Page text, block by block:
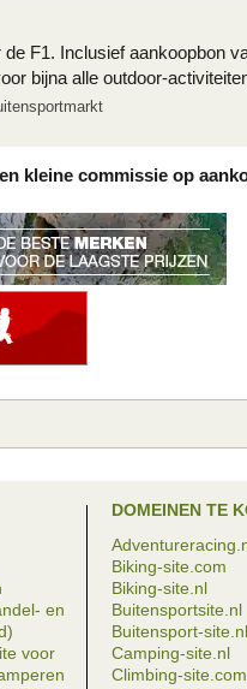
F1. Inclusief aankoopbon
bijna alle outdoor-
kleine commissie op
en
voor
DOMEINEN TE
Biking-site.com
Biking-site.nl
Buitensportsite.nl
Buitensport-site.nl
Camping-site.nl
Climbing-site.com